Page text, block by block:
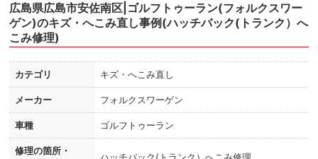
広島県広島市安佐南区|ゴルフトゥーラン(フォルクスワー
ゲン)のキズ・へこみ直し事例(ハッチバック(トランク）へ
こみ修理)
カテゴリ キズ・へこみ直し
メーカー フォルクスワーゲン
車種 ゴルフトゥーラン
修理の箇所・